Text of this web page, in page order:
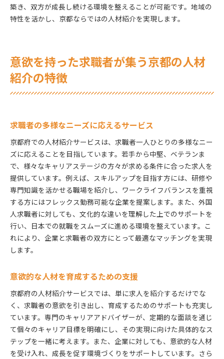
築き、双方が成長し続ける環境を整えることが可能です。地域の
特性を活かし、京都ならではの人材紹介を実現します。
意欲を持った求職者が集う京都の人材
紹介の特徴
求職者の多様なニーズに応えるサービス
京都府での人材紹介サービスは、求職者一人ひとりの多様なニー
ズに応えることを目指しています。若手から中堅、ベテランま
で、様々なキャリアステージの方々が求める条件に合った求人を
提供しています。例えば、スキルアップを目指す方には、研修や
専門知識を活かせる職場を紹介し、ワークライフバランスを重視
する方にはフレックス勤務可能な企業を提案します。また、外国
人求職者に対しても、文化的な違いを理解した上でのサポートを
行い、日本での就職をスムーズに進める環境を整えています。こ
れにより、企業と求職者の双方にとって最適なマッチングを実現
します。
意欲的な人材を育成するための支援
京都府の人材紹介サービスでは、単に求人を紹介するだけでな
く、求職者の意欲を引き出し、育成するためのサポートも充実し
ています。専門のキャリアアドバイザーが、定期的な面談を通じ
て個々のキャリア目標を明確にし、その実現に向けた具体的なス
テップを一緒に考えます。また、企業に対しても、意欲的な人材
を受け入れ、成長を促す環境づくりをサポートしています。さら